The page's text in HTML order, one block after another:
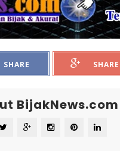
SHARE SHARE
BijakNews.com